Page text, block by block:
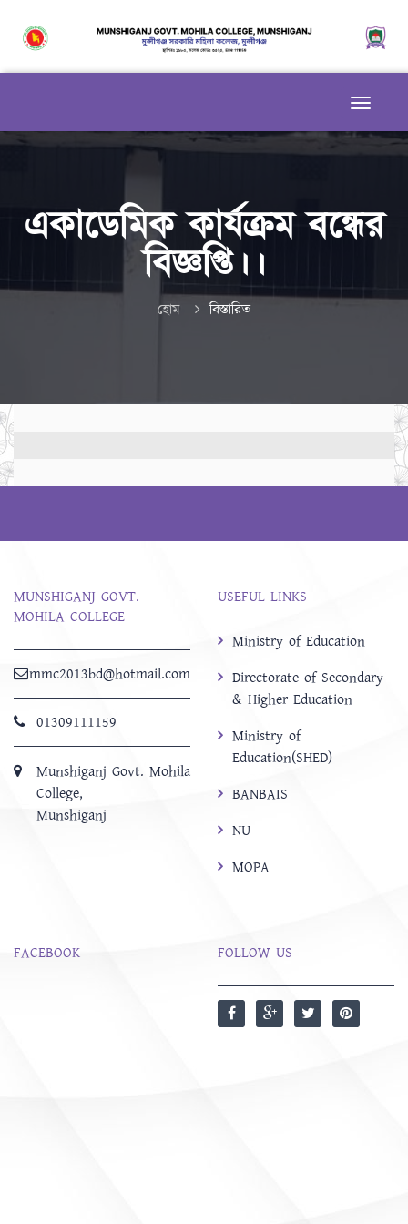
একাডেমিক কার্যক্রম বন্ধের
বিজ্ঞপ্তি।।
হোম বিস্তারিত
MUNSHIGANJ GOVT.
MOHILA COLLEGE
mmc2013bd@hotmail.com
01309111159
Munshiganj Govt. Mohila
College,
Munshiganj
USEFUL LINKS
Ministry of Education
Directorate of Secondary
& Higher Education
Ministry of
Education(SHED)
BANBAIS
NU
MOPA
FACEBOOK FOLLOW US